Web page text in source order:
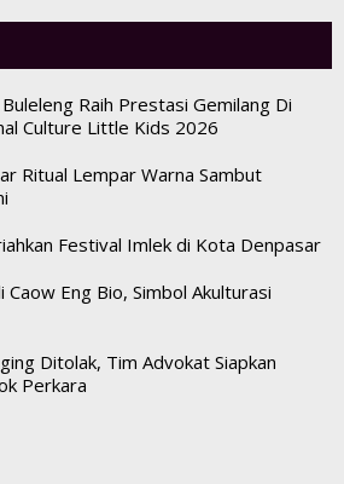
Raih Prestasi Gemilang Di
Culture Little Kids 2026
Ritual Lempar Warna Sambut
Festival Imlek di Kota Denpasar
Eng Bio, Simbol Akulturasi
Ditolak, Tim Advokat Siapkan
Perkara